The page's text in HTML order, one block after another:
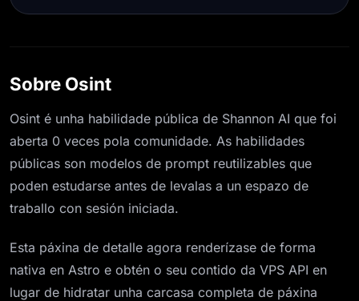
Sobre Osint
Osint é unha habilidade pública de Shannon AI que foi
aberta 0 veces pola comunidade. As habilidades
públicas son modelos de prompt reutilizables que
poden estudarse antes de levalas a un espazo de
traballo con sesión iniciada.
Esta páxina de detalle agora renderízase de forma
nativa en Astro e obtén o seu contido da VPS API en
lugar de hidratar unha carcasa completa de páxina